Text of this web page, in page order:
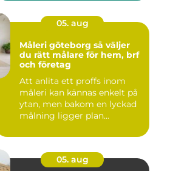
05. aug
Måleri göteborg så väljer
du rätt målare för hem, brf
och företag
Att anlita ett proffs inom
måleri kan kännas enkelt på
ytan, men bakom en lyckad
målning ligger plan...
05. aug